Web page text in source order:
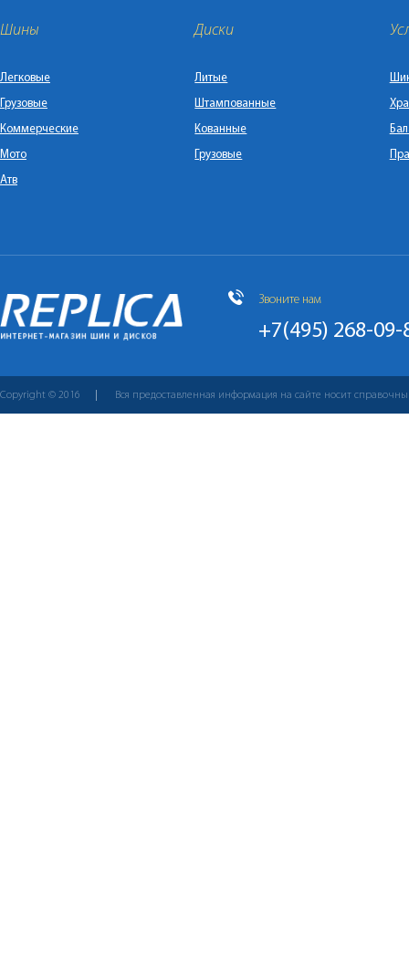
Шины
Легковые
Грузовые
Коммерческие
Мото
Атв
Диски
Литые
Штампованные
Кованные
Грузовые
Звоните нам
+7(495) 268-09-
Copyright © 2016 Вся предоставленная информация на сайте носит